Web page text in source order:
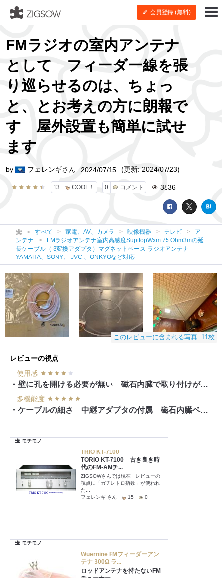
会員登録 (無料)
FMラジオの室内アンテナ
として フィーダー線を張
り巡らせるのは、ちょっ
と、とお考えの方に朗報で
す 屋外設置も簡単に試せ
ます
13 COOL！ 0 コメント 3836
by フェレンギさん 2024/07/15 (更新: 2024/07/23)
すべて 家電、AV、カメラ 映像機器 テレビ
ア
ンテナ
FMラジオアンテナ室内高感度SupttopWxm 75 Ohm3mの延
長ケーブル（ 3変換アダプタ）マグネットベース ラジオアンテナ
YAMAHA、SONY、 JVC 、ONKYOなど対応
このレビューに含まれる写真: 11枚
レビューの視点
使用感
・壁に孔を開ける必要が無い 磁石内臓で取り付けが簡単
多機能度
・ケーブルの細さ 中継アダプタの付属 磁石内臓ベース